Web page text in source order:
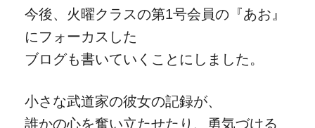
今後、火曜クラスの第1号会員の『あお』
にフォーカスした
ブログも書いていくことにしました。
小さな武道家の彼女の記録が、
誰かの心を奮い立たせたり、勇気づける